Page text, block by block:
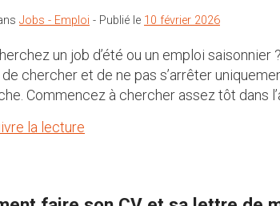
Jobs - Emploi - Publié le 10 février 2026
un job d’été ou un emploi
chercher et de ne pas s’arrêter
Commencez à chercher assez tôt dans
la lecture